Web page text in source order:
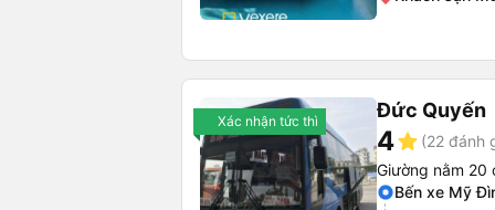
Xác nhận tức thì Đức Quyến
4star (22 đánh
Giường nằm 20
Bến xe Mỹ